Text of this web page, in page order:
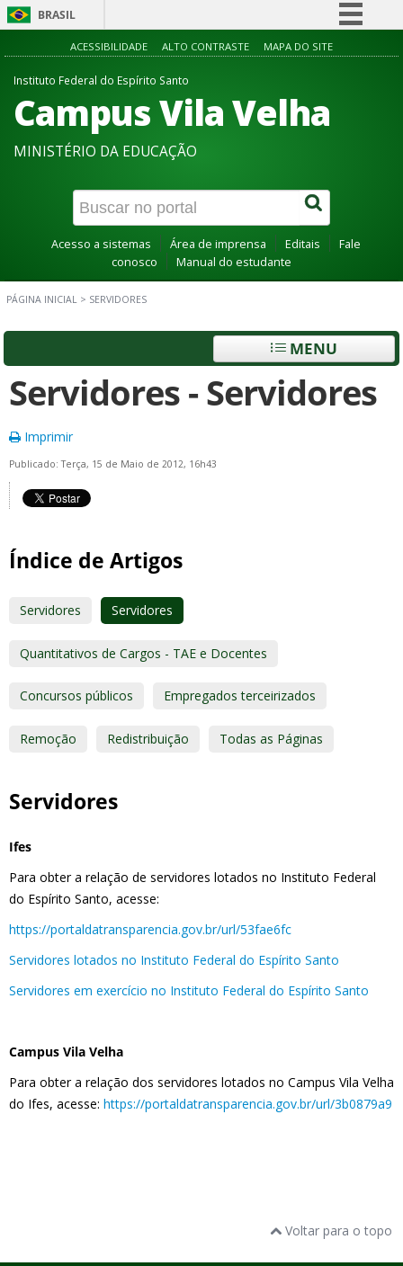
BRASIL
Simplifique!
Participe
Acesso à informação
Canais
ACESSIBILIDADE ALTO CONTRASTE MAPA DO SITE
Instituto Federal do Espírito Santo
Campus Vila Velha
MINISTÉRIO DA EDUCAÇÃO
Acesso a sistemas Área de imprensa Editais
Fale
conosco
Manual do estudante
PÁGINA INICIAL > SERVIDORES
MENU
Servidores - Servidores
Imprimir
Publicado: Terça, 15 de Maio de 2012, 16h43
Índice de Artigos
Servidores Servidores
Quantitativos de Cargos - TAE e Docentes
Concursos públicos Empregados terceirizados
Remoção Redistribuição Todas as Páginas
Servidores
Ifes
Para obter a relação de servidores lotados no Instituto Federal
do Espírito Santo, acesse:
https://portaldatransparencia.gov.br/url/53fae6fc
Servidores lotados no Instituto Federal do Espírito Santo
Servidores em exercício no Instituto Federal do Espírito Santo
Campus Vila Velha
Para obter a relação dos servidores lotados no Campus Vila Velha
do Ifes, acesse: https://portaldatransparencia.gov.br/url/3b0879a9
Voltar para o topo